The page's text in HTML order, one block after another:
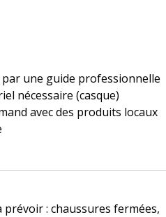
par une guide professionnelle
nécessaire (casque)
avec des produits locaux
prévoir : chaussures fermées,